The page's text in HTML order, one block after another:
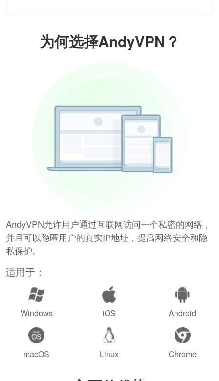
为何选择AndyVPN？
AndyVPN允许用户通过互联网访问一个私密的网络，
并且可以隐匿用户的真实IP地址，提高网络安全和隐
私保护。
适用于：
Windows iOS Android
macOS Linux Chrome